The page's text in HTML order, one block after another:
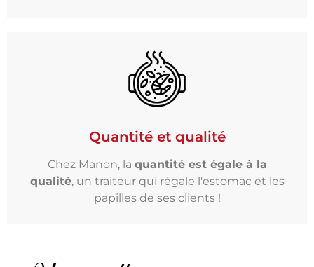
Quantité et qualité
Chez Manon, la quantité est égale à la
qualité, un traiteur qui régale l'estomac et les
papilles de ses clients !